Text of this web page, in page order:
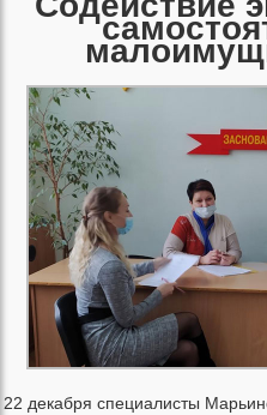
22 декабря специалисты